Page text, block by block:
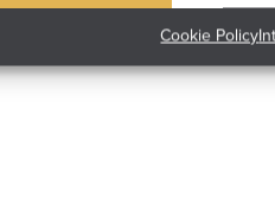
Cookie Policy